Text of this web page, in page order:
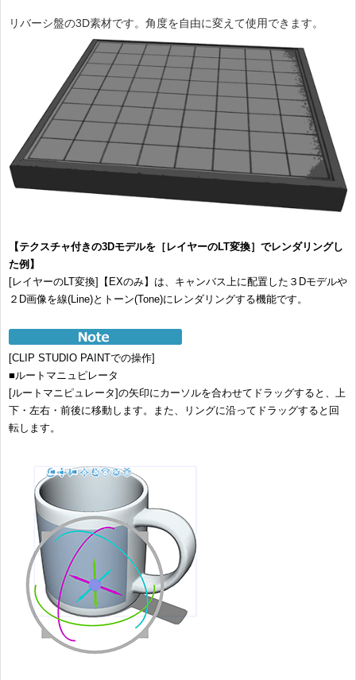
リバーシ盤の3D素材です。角度を自由に変えて使用できます。
【テクスチャ付きの3Dモデルを［レイヤーのLT変換］でレンダリングし
た例】
[レイヤーのLT変換]【EXのみ】は、キャンバス上に配置した３Dモデルや
２D画像を線(Line)とトーン(Tone)にレンダリングする機能です。
[CLIP STUDIO PAINTでの操作]
■ルートマニュピレータ
[ルートマニピュレータ]の矢印にカーソルを合わせてドラッグすると、上
下・左右・前後に移動します。また、リングに沿ってドラッグすると回
転します。